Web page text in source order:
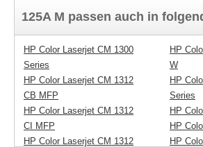
125A M passen auch in
HP Color Laserjet CM 1300
Series
HP Color Laserjet CM 1312
CB MFP
HP Color Laserjet CM 1312
CI MFP
HP Color Laserjet CM 1312
HP
W
HP
Series
HP
HP
HP